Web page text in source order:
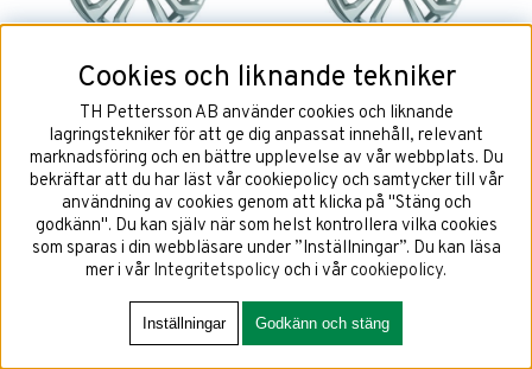
DEZENT TA Silver 7x18 5x114,3
2357 kr
KÖP!
DEZENT TA Silver 7x18 5x114,3
2357 kr
KÖP!
Cookies och liknande tekniker
TH Pettersson AB använder cookies och liknande
lagringstekniker för att ge dig anpassat innehåll, relevant
marknadsföring och en bättre upplevelse av vår webbplats. Du
bekräftar att du har läst vår cookiepolicy och samtycker till vår
användning av cookies genom att klicka på "Stäng och
godkänn". Du kan själv när som helst kontrollera vilka cookies
som sparas i din webbläsare under ”Inställningar”. Du kan läsa
mer i vår Integritetspolicy och i vår cookiepolicy.
Inställningar Godkänn och stäng